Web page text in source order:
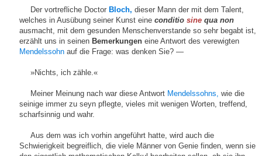
Der vortrefliche Doctor Bloch, dieser Mann der mit dem Talent,
welches in Ausübung seiner Kunst eine conditio sine qua non
ausmacht, mit dem gesunden Menschenverstande so sehr begabt ist,
erzählt uns in seinen Bemerkungen eine Antwort des verewigten
Mendelssohn auf die Frage: was denken Sie? —
»Nichts, ich zähle.«
Meiner Meinung nach war diese Antwort Mendelssohns, wie die
seinige immer zu seyn pflegte, vieles mit wenigen Worten, treffend,
scharfsinnig und wahr.
Aus dem was ich vorhin angeführt hatte, wird auch die
Schwierigkeit begreiflich, die viele Männer von Genie finden, wenn sie